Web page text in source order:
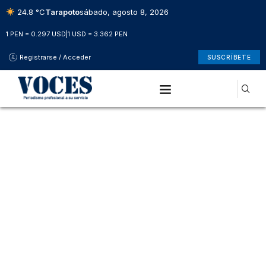
24.8 °CTarapotosábado, agosto 8, 2026
1 PEN = 0.297 USD 1 USD = 3.362 PEN
Registrarse / Acceder SUSCRÍBETE